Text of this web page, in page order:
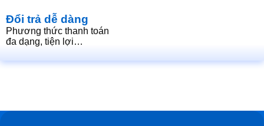
Đổi trả dễ dàng
Phương thức thanh toán
đa dạng, tiện lợi…